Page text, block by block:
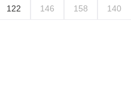
122 146 158 140